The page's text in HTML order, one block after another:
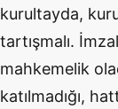
kurultayda,
tartışmalı.
mahkemelik
katılmadığı,